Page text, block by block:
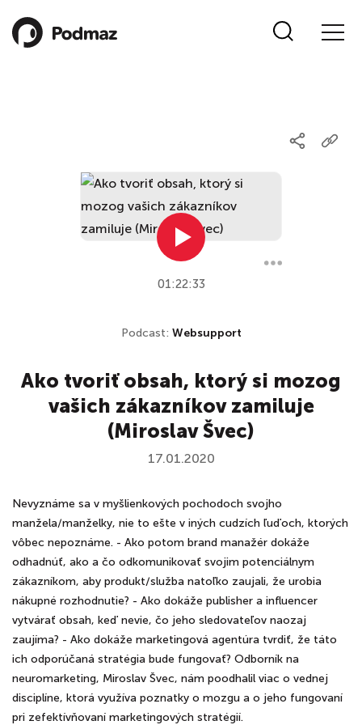
01:22:33
Podcast: Websupport
Ako tvoriť obsah, ktorý si mozog
vašich zákazníkov zamiluje
(Miroslav Švec)
17.01.2020
Nevyznáme sa v myšlienkových pochodoch svojho
manžela/manželky, nie to ešte v iných cudzích ľuďoch, ktorých
vôbec nepoznáme. - Ako potom brand manažér dokáže
odhadnúť, ako a čo odkomunikovať svojim potenciálnym
zákazníkom, aby produkt/služba natoľko zaujali, že urobia
nákupné rozhodnutie? - Ako dokáže publisher a influencer
vytvárať obsah, keď nevie, čo jeho sledovateľov naozaj
zaujíma? - Ako dokáže marketingová agentúra tvrdiť, že táto
ich odporúčaná stratégia bude fungovať? Odborník na
neuromarketing, Miroslav Švec, nám poodhalil viac o vednej
disciplíne, ktorá využíva poznatky o mozgu a o jeho fungovaní
pri zefektívňovaní marketingových stratégií.